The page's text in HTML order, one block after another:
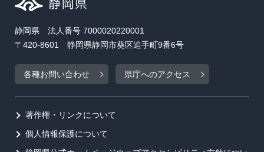
静岡県 法人番号 7000020220001
〒420-8601 静岡県静岡市葵区追手町9番6号
各種お問い合わせ 県庁へのアクセス
著作権・リンクについて
個人情報保護について